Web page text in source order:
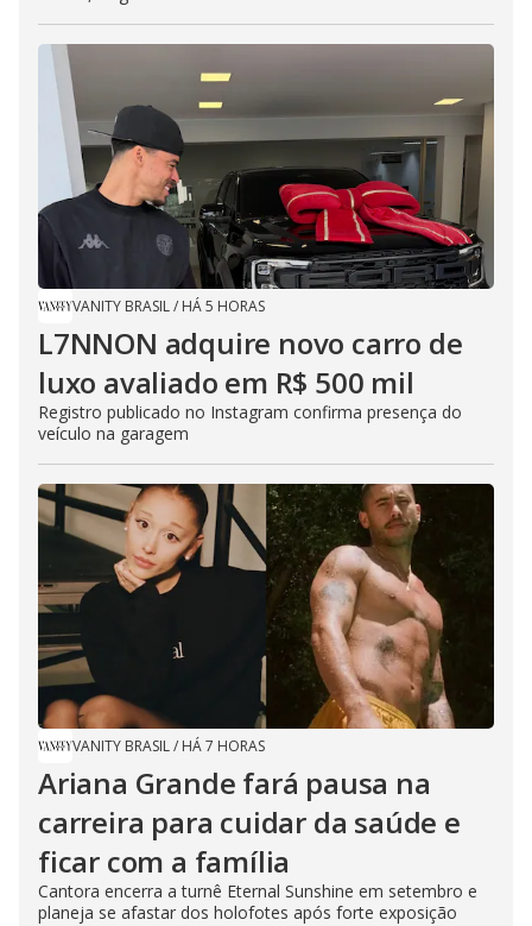
VANITY BRASIL/ HÁ 5 HORAS
L7NNON adquire novo carro de
luxo avaliado em R$ 500 mil
Registro publicado no Instagram confirma presença do
veículo na garagem
VANITY BRASIL/ HÁ 7 HORAS
Ariana Grande fará pausa na
carreira para cuidar da saúde e
ficar com a família
Cantora encerra a turnê Eternal Sunshine em setembro e
planeja se afastar dos holofotes após forte exposição